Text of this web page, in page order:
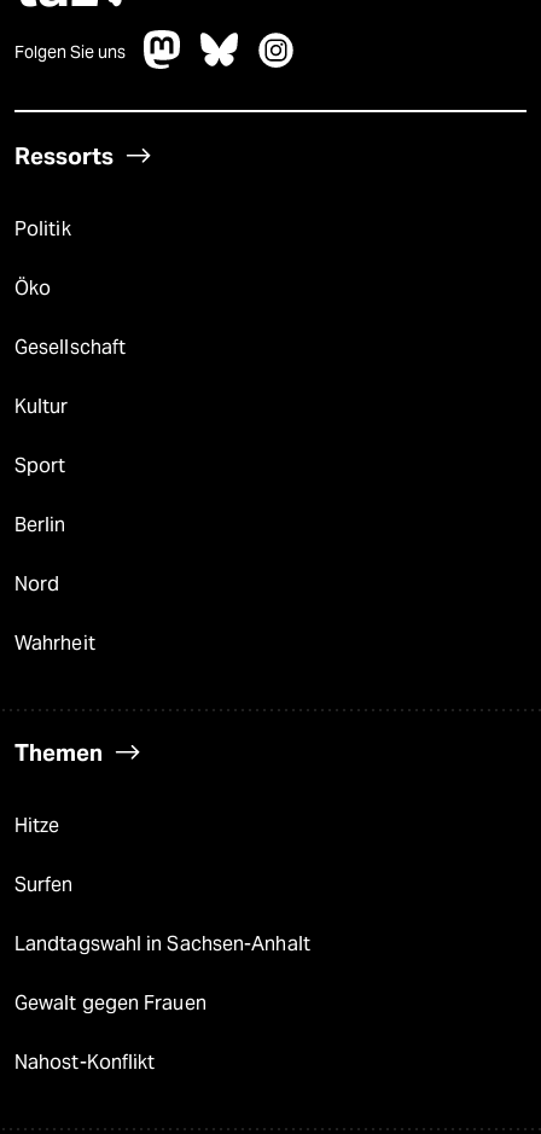
Folgen Sie uns
Ressorts
Politik
Öko
Gesellschaft
Kultur
Sport
Berlin
Nord
Wahrheit
Themen
Hitze
Surfen
Landtagswahl in Sachsen-Anhalt
Gewalt gegen Frauen
Nahost-Konflikt